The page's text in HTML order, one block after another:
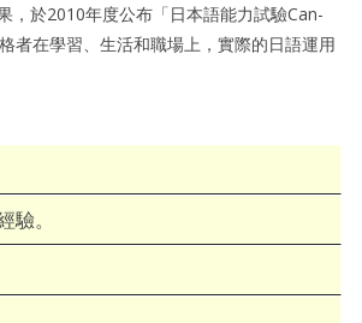
，於2010年度公布「日本語能力試驗Can-
者在學習、生活和職場上，實際的日語運用
。